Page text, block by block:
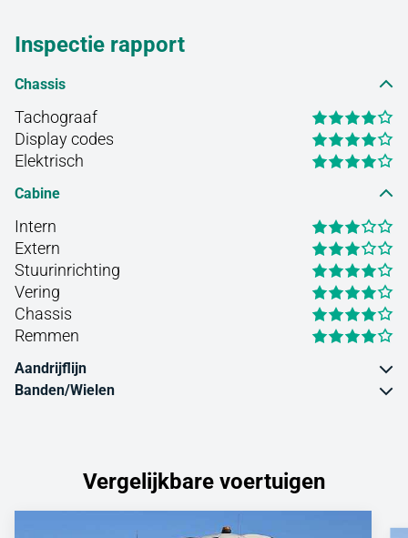
Inspectie rapport
Chassis
Tachograaf
Display codes
Elektrisch
Cabine
Intern
Extern
Stuurinrichting
Vering
Chassis
Remmen
Aandrijflijn
Banden/Wielen
Vergelijkbare voertuigen